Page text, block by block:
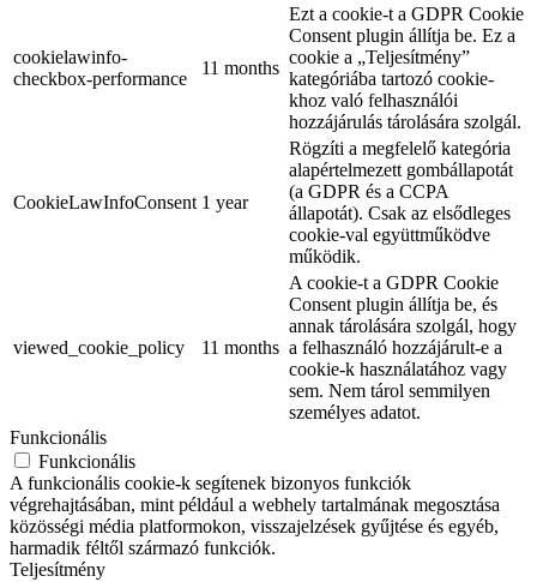
cookielawinfo-
checkbox-performance
11 months
Ezt a cookie-t a GDPR Cookie
Consent plugin állítja be. Ez a
cookie a „Teljesítmény”
kategóriába tartozó cookie-
khoz való felhasználói
hozzájárulás tárolására szolgál.
CookieLawInfoConsent 1 year
Rögzíti a megfelelő kategória
alapértelmezett gombállapotát
(a GDPR és a CCPA
állapotát). Csak az elsődleges
cookie-val együttműködve
működik.
viewed_cookie_policy 11 months
A cookie-t a GDPR Cookie
Consent plugin állítja be, és
annak tárolására szolgál, hogy
a felhasználó hozzájárult-e a
cookie-k használatához vagy
sem. Nem tárol semmilyen
személyes adatot.
Funkcionális
Funkcionális
A funkcionális cookie-k segítenek bizonyos funkciók
végrehajtásában, mint például a webhely tartalmának megosztása
közösségi média platformokon, visszajelzések gyűjtése és egyéb,
harmadik féltől származó funkciók.
Teljesítmény